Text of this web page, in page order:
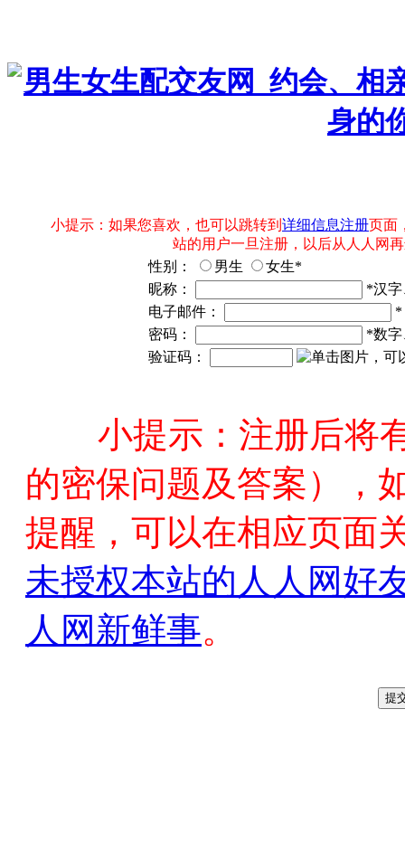
小提示：如果您喜欢，也可以跳转到 详细信息注册页面
站的用户一旦注册，以后从人人网
性别：
男生 女生*
昵称：
*汉字
电子邮件：
*
密码：
*数字
验证码：
小提示：注册后将
的密保问题及答案），
提醒，可以在相应页面
未授权本站的人人网好
人网新鲜事。